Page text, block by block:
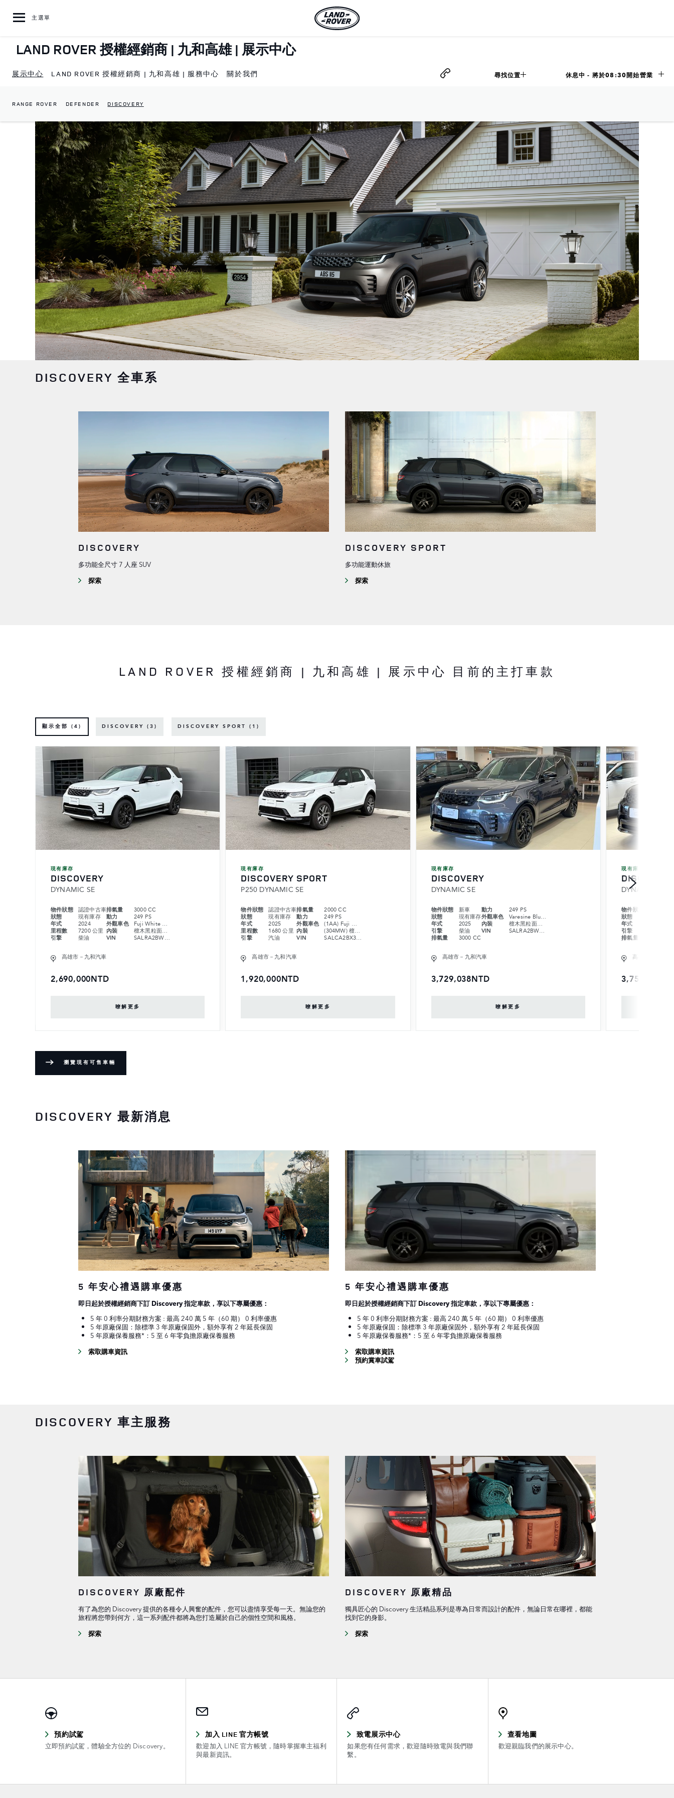
主選單
LAND ROVER 授權經銷商 | 九和高雄 | 展示中心
休息中 - 將於08:30開始營業
尋找位置
展示中心 LAND ROVER 授權經銷商 | 九和高雄 | 服務中心 關於我們
RANGE ROVER DEFENDER DISCOVERY
Return to Nav
DISCOVERY 全車系
DISCOVERY
多功能全尺寸 7 人座 SUV
探索
DISCOVERY SPORT
多功能運動休旅
探索
LAND ROVER 授權經銷商 | 九和高雄 | 展示中心 目前的主打車款
顯示全部 (4) DISCOVERY (3) DISCOVERY SPORT (1)
現有庫存
DISCOVERY
DYNAMIC SE
物件狀態
認證中古車
狀態
現有庫存
年式
2024
里程數
7200 公里
引擎
柴油
排氣量
3000 CC
動力
249 PS
外觀車色
Fuji White 富士山白
內裝
檀木黑粒面皮革座椅搭配檀木黑 Morzine 車內頂篷
VIN
SALRA2BW6S2508636
高雄市－九和汽車
2,690,000NTD
暸解更多
現有庫存
DISCOVERY SPORT
P250 DYNAMIC SE
物件狀態
認證中古車
狀態
現有庫存
年式
2025
里程數
1680 公里
引擎
汽油
排氣量
2000 CC
動力
249 PS
外觀車色
(1AA) Fuji White 富士山白
內裝
(304MW) 檀木黑粒面皮革座椅搭配月球灰縫線
VIN
SALCA2BX3SH362966
高雄市－九和汽車
1,920,000NTD
暸解更多
現有庫存
DISCOVERY
DYNAMIC SE
物件狀態
新車
狀態
現有庫存
年式
2025
引擎
柴油
排氣量
3000 CC
動力
249 PS
外觀車色
Varesine Blue 瓦雷澤藍
內裝
檀木黑粒面皮革座椅搭配檀木黑 Morzine 車內頂篷
VIN
SALRA2BW3S2510294
高雄市－九和汽車
3,729,038NTD
暸解更多
現有庫存
DYNAMIC SE
物件狀態
狀態
年式
引擎
排氣量
高雄市－九和汽
瀏覽現有可售車輛
DISCOVERY 最新消息
5 年安心禮遇購車優惠
即日起於授權經銷商下訂 Discovery 指定車款，享以下專屬優惠：
5 年 0 利率分期財務方案 : 最高 240 萬 5 年（60 期） 0 利率優惠
5 年原廠保固：除標準 3 年原廠保固外，額外享有 2 年延長保固
5 年原廠保養服務*：5 至 6 年零負擔原廠保養服務
索取購車資訊
5 年安心禮遇購車優惠
即日起於授權經銷商下訂 Discovery 指定車款，享以下專屬優惠：
5 年 0 利率分期財務方案 : 最高 240 萬 5 年（60 期） 0 利率優惠
5 年原廠保固：除標準 3 年原廠保固外，額外享有 2 年延長保固
5 年原廠保養服務*：5 至 6 年零負擔原廠保養服務
索取購車資訊
預約賞車試駕
DISCOVERY 車主服務
DISCOVERY 原廠配件
有了為您的 Discovery 提供的各種令人興奮的配件，您可以盡情享受每一天。無論您的
旅程將您帶到何方，這一系列配件都將為您打造屬於自己的個性空間和風格。
探索
DISCOVERY 原廠精品
獨具匠心的 Discovery 生活精品系列是專為日常而設計的配件，無論日常在哪裡，都能
找到它的身影。
探索
預約試駕
立即預約試駕，體驗全方位的 Discovery。
加入 LINE 官方帳號
歡迎加入 LINE 官方帳號，隨時掌握車主福利
與最新資訊。
致電展示中心
如果您有任何需求，歡迎隨時致電與我們聯
繫。
查看地圖
歡迎親臨我們的展示中心。